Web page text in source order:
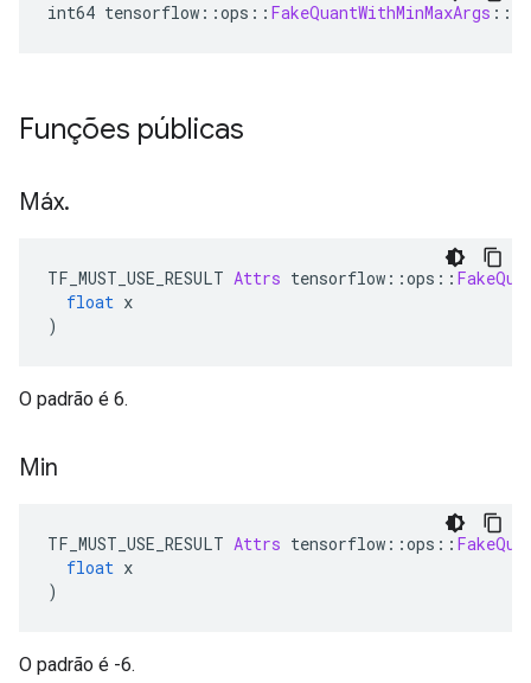
int64 tensorflow ::ops :: FakeQuantWithMinMaxArgs ::
Funções públicas
Máx.
TF_MUST_USE_RESULT Attrs tensorflow ::ops ::
float x
)
O padrão é 6.
Min
TF_MUST_USE_RESULT Attrs tensorflow ::ops ::
float x
)
O padrão é -6.